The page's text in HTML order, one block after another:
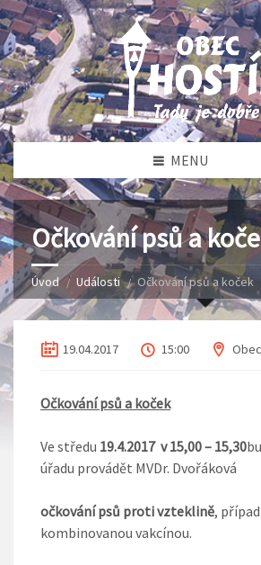
MENU
Očkování psů a
Úvod Události Očkování psů a koček
19.04.2017 15:00
Očkování psů a koček
Ve středu 19.4.2017 v15,00 – 15,30
úřadu provádět MVDr. Dvořáková
očkování psů proti vzteklině,
kombinovanou vakcínou.